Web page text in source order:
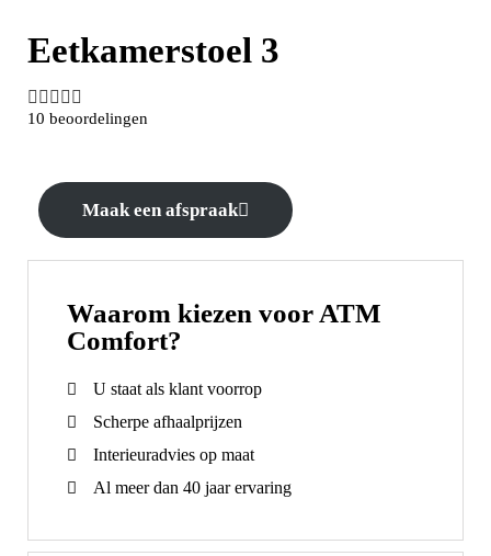
Eetkamerstoel 3
    
10 beoordelingen
Maak een afspraak
Waarom kiezen voor ATM
Comfort?
U staat als klant voorrop
Scherpe afhaalprijzen
Interieuradvies op maat
Al meer dan 40 jaar ervaring